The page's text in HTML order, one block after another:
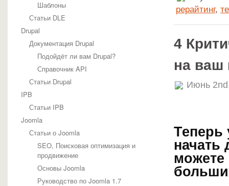
Шаблоны
Статьи DLE
Drupal
Документация Drupal
Подойдёт ли вам Drupal?
Справочник API
Статьи Drupal
IPB
Статьи IPB
Joomla
Статьи о Joomla
SEO, Поисковая оптимизация и
продвижение
Основы Joomla
Руководство по Joomla 1.7
рерайтинг,
4
на ваш
Июнь
Теперь
начать
можете